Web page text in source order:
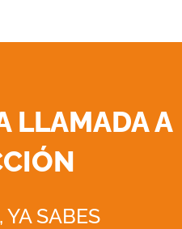
LLAMADA A
YA SABES